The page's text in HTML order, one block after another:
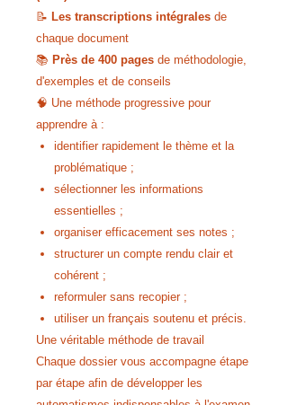
📝 Les transcriptions intégrales de
chaque document
📚 Près de 400 pages de méthodologie,
d'exemples et de conseils
🧠 Une méthode progressive pour
apprendre à :
identifier rapidement le thème et la
problématique ;
sélectionner les informations
essentielles ;
organiser efficacement ses notes ;
structurer un compte rendu clair et
cohérent ;
reformuler sans recopier ;
utiliser un français soutenu et précis.
Une véritable méthode de travail
Chaque dossier vous accompagne étape
par étape afin de développer les